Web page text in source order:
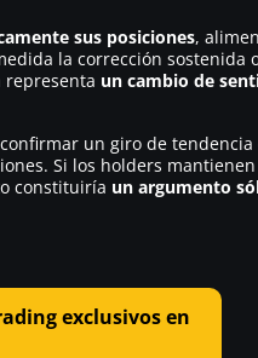
sus posiciones,
la corrección sostenida
representa un cambio de
un giro de
Si los holders
constituiría un argumento
exclusivos en